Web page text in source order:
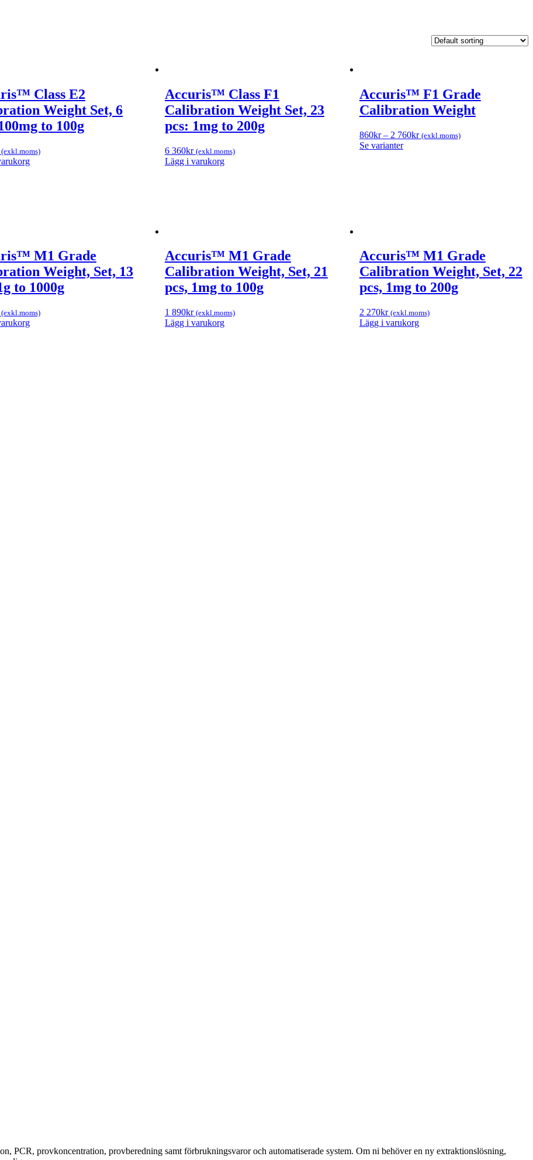
Class E2
Weight Set, 6
to 100g
(exkl.moms)
Accuris™ Class F1
Calibration Weight Set, 23
pcs: 1mg to 200g
6 360kr (exkl.moms)
Lägg i varukorg
Accuris™ F1 Grade
Calibration Weight
860kr– 2 760kr (exkl.moms)
Se varianter
M1 Grade
Weight, Set, 13
to 1000g
(exkl.moms)
Accuris™ M1 Grade
Calibration Weight, Set, 21
pcs, 1mg to 100g
1 890kr (exkl.moms)
Lägg i varukorg
Accuris™ M1 Grade
Calibration Weight, Set, 22
pcs, 1mg to 200g
2 270kr (exkl.moms)
Lägg i varukorg
PCR, provkoncentration, provberedning samt förbrukningsvaror och automatiserade system. Om ni behöver en ny extraktionslösning,